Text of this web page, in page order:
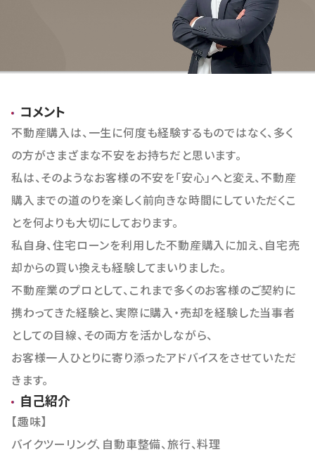
コメント
不動産購入は、一生に何度も経験するものではなく、多く
の方がさまざまな不安をお持ちだと思います。
私は、そのようなお客様の不安を「安心」へと変え、不動産
購入までの道のりを楽しく前向きな時間にしていただくこ
とを何よりも大切にしております。
私自身、住宅ローンを利用した不動産購入に加え、自宅売
却からの買い換えも経験してまいりました。
不動産業のプロとして、これまで多くのお客様のご契約に
携わってきた経験と、実際に購入・売却を経験した当事者
としての目線、その両方を活かしながら、
お客様一人ひとりに寄り添ったアドバイスをさせていただ
きます。
自己紹介
【趣味】
バイクツーリング、自動車整備、旅行、料理